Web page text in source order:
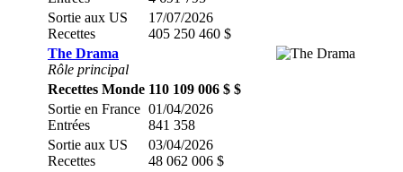
Sortie aux US
Recettes
17/07/2026
405 250 460 $
The Drama
Rôle principal
Recettes Monde 110 109 006 $ $
Sortie en France
Entrées
01/04/2026
841 358
Sortie aux US
Recettes
03/04/2026
48 062 006 $